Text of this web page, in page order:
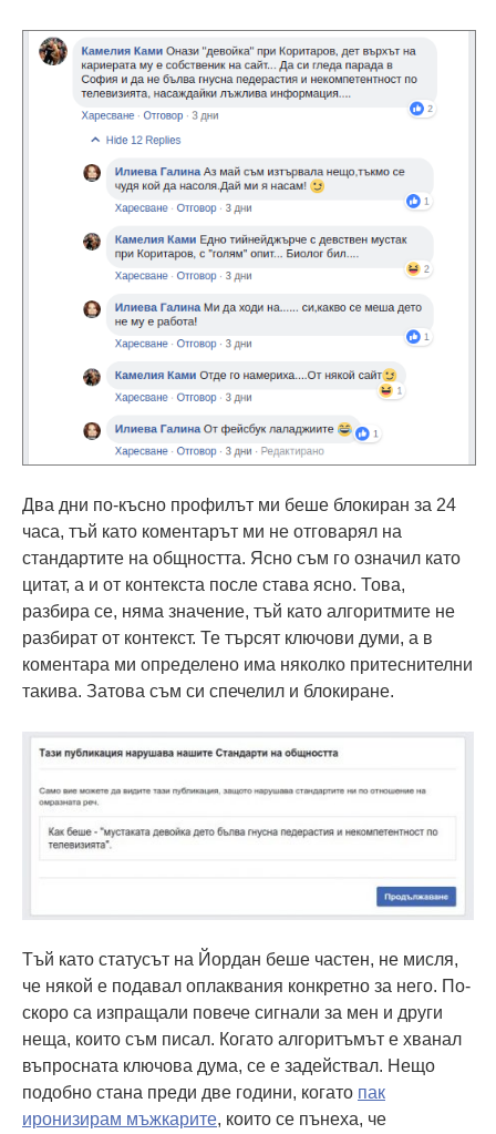
Два дни по-късно профилът ми беше блокиран за 24
часа, тъй като коментарът ми не отговарял на
стандартите на общността. Ясно съм го означил като
цитат, а и от контекста после става ясно. Това,
разбира се, няма значение, тъй като алгоритмите не
разбират от контекст. Те търсят ключови думи, а в
коментара ми определено има няколко притеснителни
такива. Затова съм си спечелил и блокиране.
Тъй като статусът на Йордан беше частен, не мисля,
че някой е подавал оплаквания конкретно за него. По-
скоро са изпращали повече сигнали за мен и други
неща, които съм писал. Когато алгоритъмът е хванал
въпросната ключова дума, се е задействал. Нещо
подобно стана преди две години, когато пак
иронизирам мъжкарите, които се пънеха, че